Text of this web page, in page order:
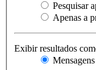
Pesquisar
Apenas a
Exibir resultados
Mensagens